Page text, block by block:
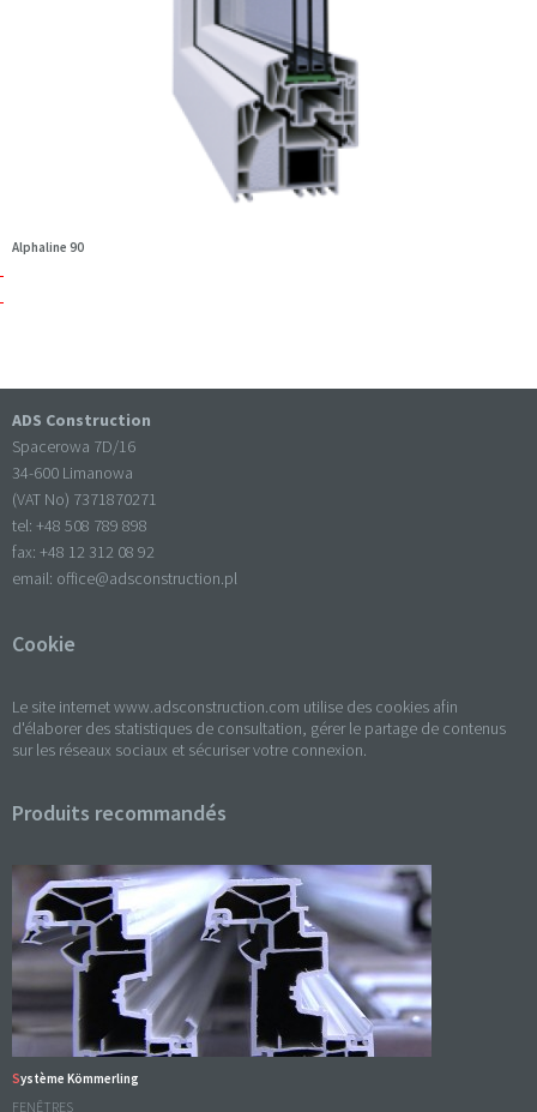
Alphaline 90
ADS Construction
Spacerowa 7D/16
34-600 Limanowa
(VAT No) 7371870271
tel: +48 508 789 898
fax: +48 12 312 08 92
email: office@adsconstruction.pl
Cookie
Le site internet www.adsconstruction.com utilise des cookies afin
d'élaborer des statistiques de consultation, gérer le partage de contenus
sur les réseaux sociaux et sécuriser votre connexion.
Produits recommandés
Système Kömmerling
FENÊTRES